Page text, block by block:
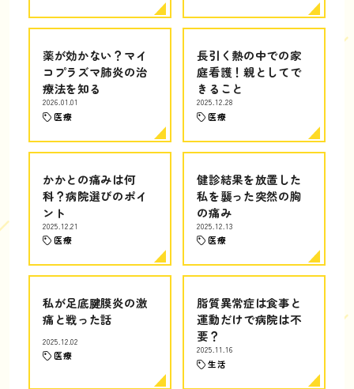
薬が効かない？マイ
コプラズマ肺炎の治
療法を知る
2026.01.01
医療
長引く熱の中での家
庭看護！親としてで
きること
2025.12.28
医療
かかとの痛みは何
科？病院選びのポイ
ント
2025.12.21
医療
健診結果を放置した
私を襲った突然の胸
の痛み
2025.12.13
医療
私が足底腱膜炎の激
痛と戦った話
2025.12.02
医療
脂質異常症は食事と
運動だけで病院は不
要？
2025.11.16
生活